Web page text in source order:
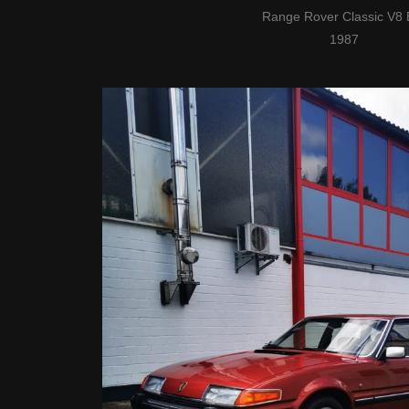
Range Rover Classic V8
1987